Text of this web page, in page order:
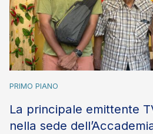
PRIMO PIANO
La principale emittente
nella sede